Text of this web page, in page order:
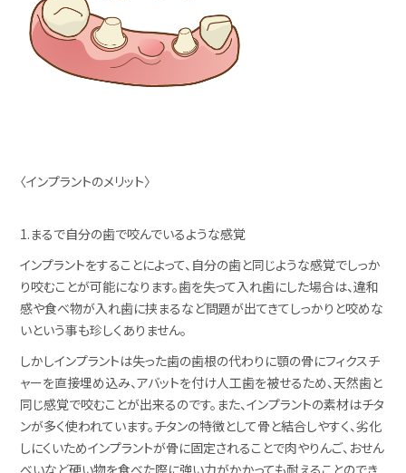
〈インプラントのメリット〉
1.まるで自分の歯で咬んでいるような感覚
インプラントをすることによって、自分の歯と同じような感覚でしっか
り咬むことが可能になります。歯を失って入れ歯にした場合は、違和
感や食べ物が入れ歯に挟まるなど問題が出てきてしっかりと咬めな
いという事も珍しくありません。
しかしインプラントは失った歯の歯根の代わりに顎の骨にフィクスチ
ャーを直接埋め込み、アバットを付け人工歯を被せるため、天然歯と
同じ感覚で咬むことが出来るのです。また、インプラントの素材はチタ
ンが多く使われています。チタンの特徴として骨と結合しやすく、劣化
しにくいためインプラントが骨に固定されることで肉やりんご、おせん